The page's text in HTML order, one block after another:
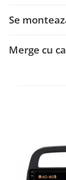
Porsche
Navigații
Se
Merge cu